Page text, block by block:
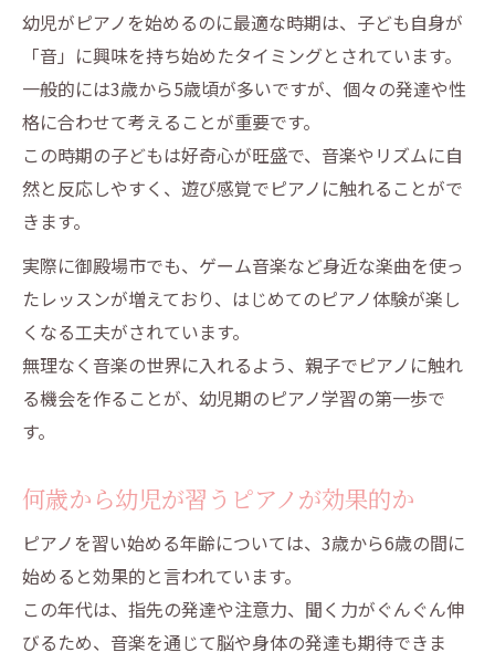
幼児がピアノを始めるのに最適な時期は、子ども自身が
「音」に興味を持ち始めたタイミングとされています。
一般的には3歳から5歳頃が多いですが、個々の発達や性
格に合わせて考えることが重要です。
この時期の子どもは好奇心が旺盛で、音楽やリズムに自
然と反応しやすく、遊び感覚でピアノに触れることがで
きます。
実際に御殿場市でも、ゲーム音楽など身近な楽曲を使っ
たレッスンが増えており、はじめてのピアノ体験が楽し
くなる工夫がされています。
無理なく音楽の世界に入れるよう、親子でピアノに触れ
る機会を作ることが、幼児期のピアノ学習の第一歩で
す。
何歳から幼児が習うピアノが効果的か
ピアノを習い始める年齢については、3歳から6歳の間に
始めると効果的と言われています。
この年代は、指先の発達や注意力、聞く力がぐんぐん伸
びるため、音楽を通じて脳や身体の発達も期待できま